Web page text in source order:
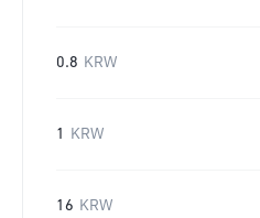
0.8 KRW
1 KRW
16 KRW